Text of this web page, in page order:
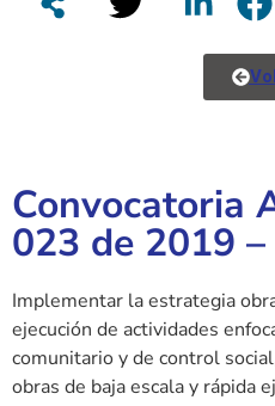
Convocatoria
023 de 2019 –
Implementar la estrategia
ejecución de actividades
comunitario y de control
obras de baja escala y rápida